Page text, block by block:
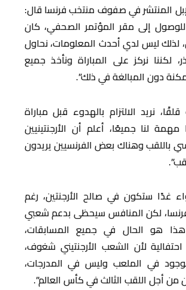
المنتشر في صفوف منتخب فرنسا قال:
إلى مقر المؤتمر الصحفي، كان
لذلك ليس لدي أحدث المعلومات، نحاول
لكننا نركز على المباراة ونأخذ جميع
دون المبالغة في ذلك”.
نريد الالتزام بالهدوء قبل مباراة
مهمة لنا جميعًا، أعلم أن الأرجنتينيين
باللقب وهناك بعض الفرنسيين يريدون
غدًا ستكون في صالح الأرجنتين، رغم
لكن المنافس سيحظى بدعم شعبي
هو الحال في جميع المسابقات،
لأن الشعب الأرجنتيني شغوف،
في الملعب وليس في المدرجات،
من أجل اللقب الثالث في كأس العالم”.